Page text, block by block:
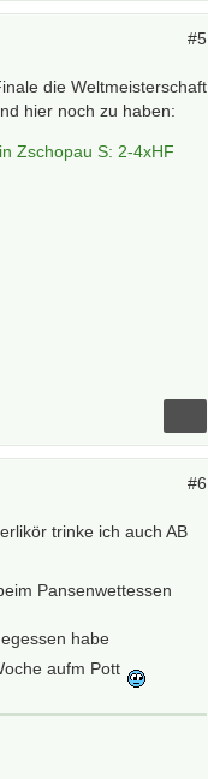
#5
die Weltmeisterschaft
hier noch zu haben:
Zschopau S: 2-4xHF
#6
trinke ich auch AB
Pansenwettessen
habe
aufm Pott